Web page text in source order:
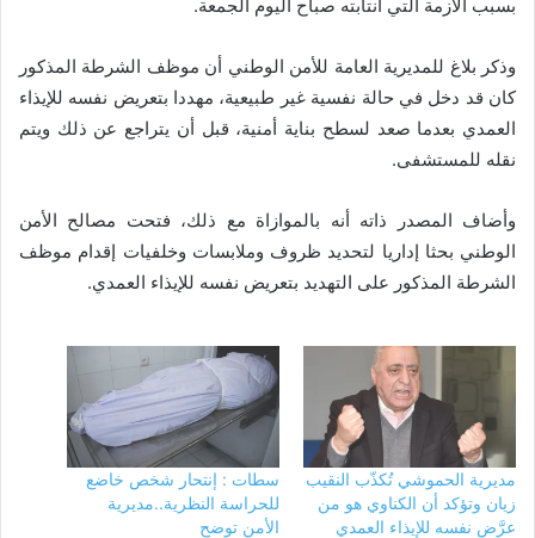
بسبب الأزمة التي انتابته صباح اليوم الجمعة.
وذكر بلاغ للمديرية العامة للأمن الوطني أن موظف الشرطة المذكور
كان قد دخل في حالة نفسية غير طبيعية، مهددا بتعريض نفسه للإيذاء
العمدي بعدما صعد لسطح بناية أمنية، قبل أن يتراجع عن ذلك ويتم
نقله للمستشفى.
وأضاف المصدر ذاته أنه بالموازاة مع ذلك، فتحت مصالح الأمن
الوطني بحثا إداريا لتحديد ظروف وملابسات وخلفيات إقدام موظف
الشرطة المذكور على التهديد بتعريض نفسه للإيذاء العمدي.
مديرية الحموشي تُكذّب النقيب
زيان وتؤكد أن الكناوي هو من
عرَّض نفسه للإيذاء العمدي
سطات : إنتحار شخص خاضع
للحراسة النظرية..مديرية
الأمن توضح